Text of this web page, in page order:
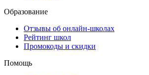
Образование
Отзывы об онлайн-школах
Рейтинг школ
Промокоды и скидки
Помощь